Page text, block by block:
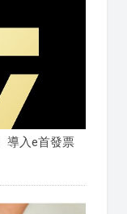
導入e首發票